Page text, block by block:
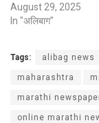
August 29, 2025
In "अलिबाग"
Tags: alibag news
maharashtra
marathi
online marathi